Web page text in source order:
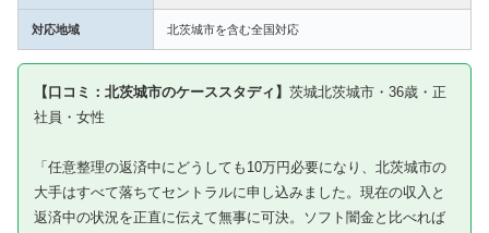
対応地域 北茨城市を含む全国対応
【口コミ：北茨城市のケーススタディ】 茨城北茨城市・36歳・正
社員・女性
「任意整理の返済中にどうしても10万円必要になり、北茨城市の
大手はすべて落ちてセントラルに申し込みました。現在の収入と
返済中の状況を正直に伝えて無事に可決。ソフト闇金と比べれば